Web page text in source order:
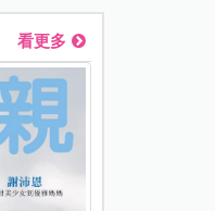
看更多